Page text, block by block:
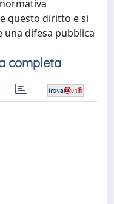
questo diritto e si
una difesa pubblica
completa